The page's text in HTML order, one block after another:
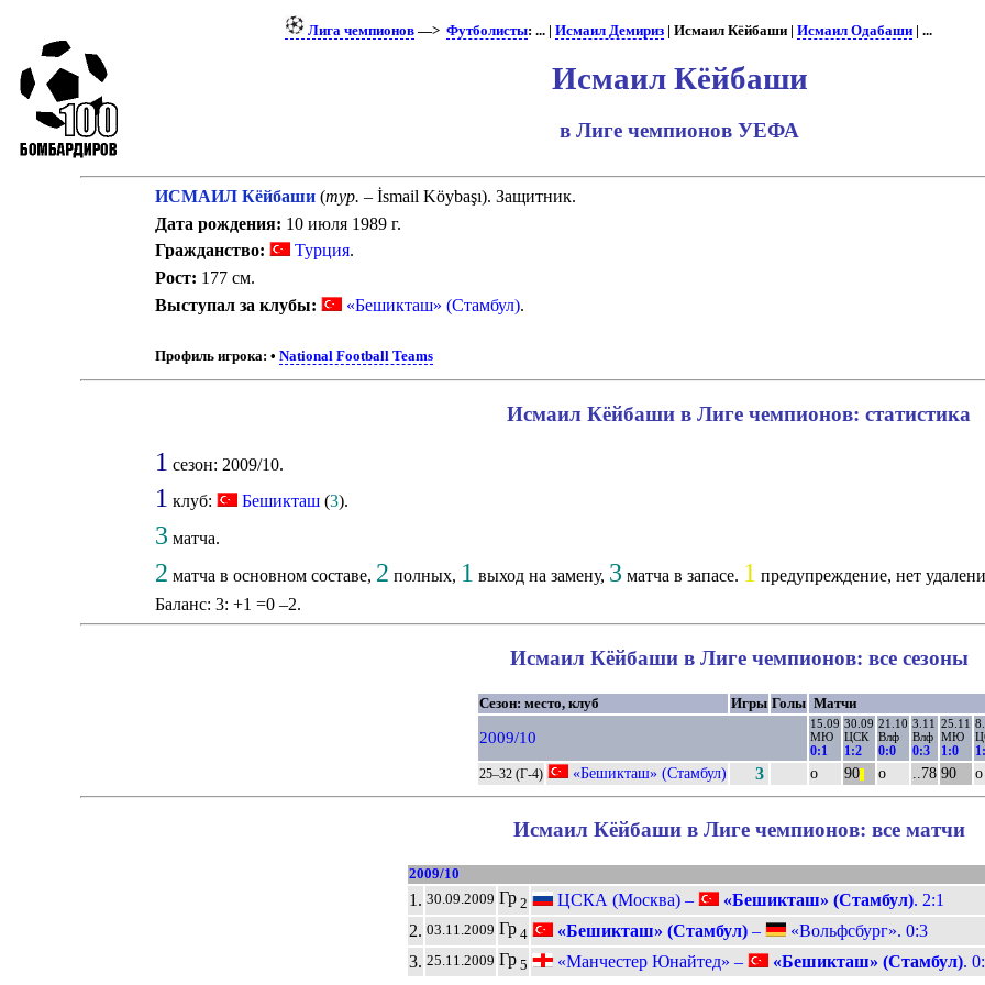
Лига чемпионов—> Футболисты: ... | Исмаил Демириз| Исмаил Кёйбаши | Исмаил Одабаши| ...
Исмаил Кёйбаши
в Лиге чемпионов УЕФА
ИСМАИЛ Кёйбаши(тур. – İsmail Köybaşı). Защитник.
Дата рождения: 10 июля 1989 г.
Гражданство:
Турция.
Рост: 177 см.
Выступал за клубы:
«Бешикташ» (Стамбул).
Профиль игрока: • National Football Teams
Исмаил Кёйбаши в Лиге чемпионов: статистика
1 сезон: 2009/10.
1 клуб: Бешикташ(3).
3 матча.
2 матча в основном составе, 2 полных, 1 выход на замену, 3 матча в запасе. 1 предупреждение, нет
Баланс: 3: +1 =0 –2.
Исмаил Кёйбаши в Лиге чемпионов: все сезоны
Сезон: место, клуб Игры Голы Матчи
2009/10
15.09
МЮ
0:1
30.09
ЦСК
1:2
21.10
Влф
0:0
3.11
Влф
0:3
25.11
МЮ
1:0
25–32 (Г-4) «Бешикташ» (Стамбул) 3 о 90|| о ..78 90 о
Исмаил Кёйбаши в Лиге чемпионов: все матчи
2009/10
1. 30.09.2009 Гр2 ЦСКА (Москва) – «Бешикташ» (Стамбул). 2:1
2. 03.11.2009 Гр4 «Бешикташ» (Стамбул)– «Вольфсбург». 0:3
3. 25.11.2009 Гр5 «Манчестер Юнайтед» – «Бешикташ» (Стамбул).